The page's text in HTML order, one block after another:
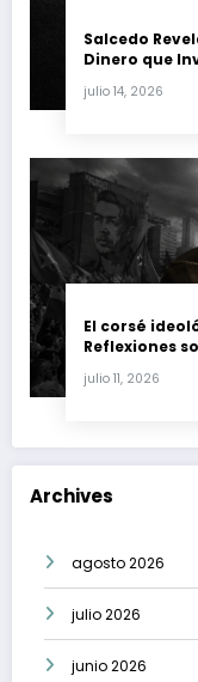
Salcedo
Dinero que
julio 14, 2026
El corsé
Reflexiones
julio 11, 2026
Archives
agosto 2026
julio 2026
junio 2026